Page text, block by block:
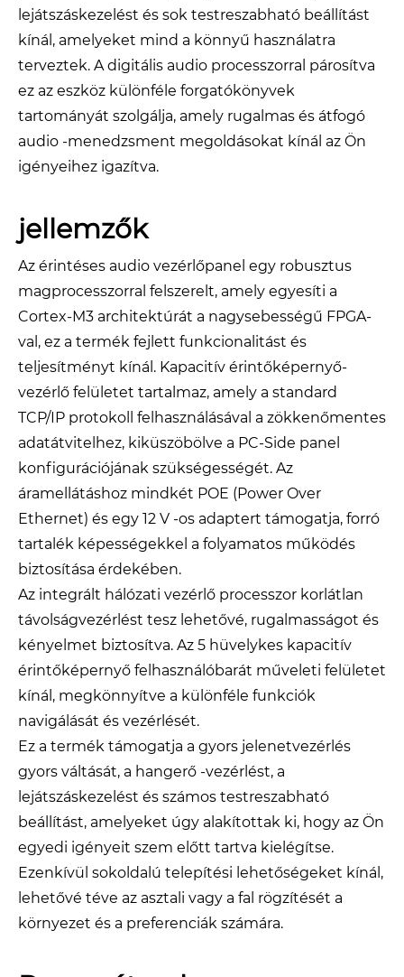
lejátszáskezelést és sok testreszabható beállítást
kínál, amelyeket mind a könnyű használatra
terveztek. A digitális audio processzorral párosítva
ez az eszköz különféle forgatókönyvek
tartományát szolgálja, amely rugalmas és átfogó
audio -menedzsment megoldásokat kínál az Ön
igényeihez igazítva.
jellemzők
Az érintéses audio vezérlőpanel egy robusztus
magprocesszorral felszerelt, amely egyesíti a
Cortex-M3 architektúrát a nagysebességű FPGA-
val, ez a termék fejlett funkcionalitást és
teljesítményt kínál. Kapacitív érintőképernyő-
vezérlő felületet tartalmaz, amely a standard
TCP/IP protokoll felhasználásával a zökkenőmentes
adatátvitelhez, kiküszöbölve a PC-Side panel
konfigurációjának szükségességét. Az
áramellátáshoz mindkét POE (Power Over
Ethernet) és egy 12 V -os adaptert támogatja, forró
tartalék képességekkel a folyamatos működés
biztosítása érdekében.
Az integrált hálózati vezérlő processzor korlátlan
távolságvezérlést tesz lehetővé, rugalmasságot és
kényelmet biztosítva. Az 5 hüvelykes kapacitív
érintőképernyő felhasználóbarát műveleti felületet
kínál, megkönnyítve a különféle funkciók
navigálását és vezérlését.
Ez a termék támogatja a gyors jelenetvezérlés
gyors váltását, a hangerő -vezérlést, a
lejátszáskezelést és számos testreszabható
beállítást, amelyeket úgy alakítottak ki, hogy az Ön
egyedi igényeit szem előtt tartva kielégítse.
Ezenkívül sokoldalú telepítési lehetőségeket kínál,
lehetővé téve az asztali vagy a fal rögzítését a
környezet és a preferenciák számára.